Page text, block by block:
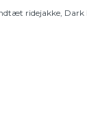
ridejakke, Dark